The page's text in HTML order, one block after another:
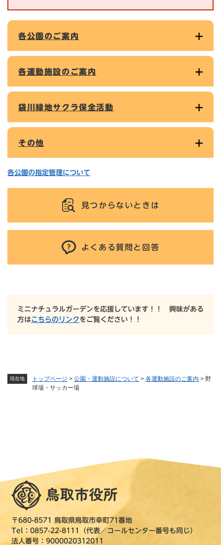
現在地 トップページ > 公園・運動施設について > 各運動施設のご案内 > 野
球場・サッカー場
各公園のご案内
各運動施設のご案内
袋川緑地サクラ保全活動
その他
各公園の指定管理について
見つからないときは
よくある質問と回答
ミニナチュラルガーデンを応援しています！！ 興味がある
方はこちらのリンクをご覧ください！！
〒680-8571 鳥取県鳥取市幸町71番地
Tel：0857-22-8111（代表／コールセンター番号も同じ）
法人番号：9000020312011